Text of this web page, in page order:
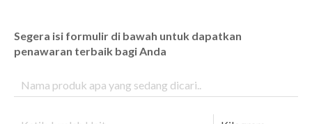
Segera isi formulir di bawah untuk dapatkan
penawaran terbaik bagi Anda